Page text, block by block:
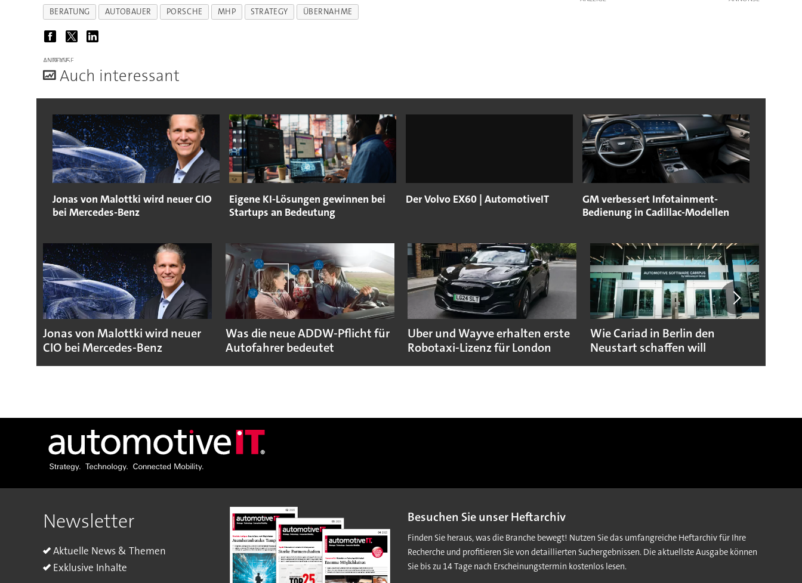
BERATUNG AUTOBAUER PORSCHE MHP STRATEGY ÜBERNAHME
ANZEIGE
Auch interessant
Jonas von Malottki wird neuer CIO
bei Mercedes-Benz
Eigene KI-Lösungen gewinnen bei
Startups an Bedeutung
Der Volvo EX60 | AutomotiveIT
GM verbessert Infotainment-
Bedienung in Cadillac-Modellen
Jonas von Malottki wird neuer
CIO bei Mercedes-Benz
Was die neue ADDW-Pflicht für
Autofahrer bedeutet
Uber und Wayve erhalten erste
Robotaxi-Lizenz für London
Wie Cariad in Berlin den
Neustart schaffen will
Newsletter
Aktuelle News & Themen
Exklusive Inhalte
Besuchen Sie unser Heftarchiv
Finden Sie heraus, was die Branche bewegt! Nutzen Sie das umfangreiche Heftarchiv für Ihre
Recherche und profitieren Sie von detaillierten Suchergebnissen. Die aktuellste Ausgabe können
Sie bis zu 14 Tage nach Erscheinungstermin kostenlos lesen.